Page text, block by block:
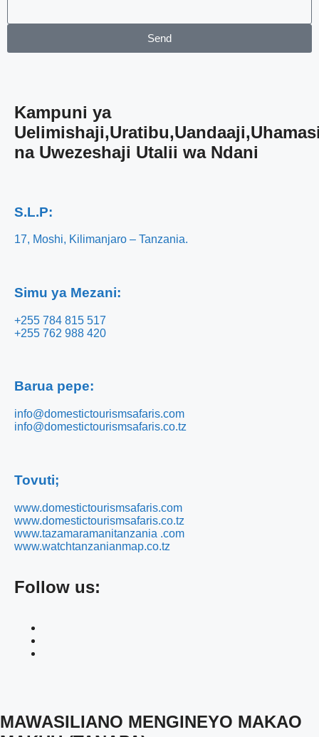
Send
Kampuni ya
na Uwezeshaji Utalii wa Ndani
S.L.P:
17, Moshi, Kilimanjaro – Tanzania.
Simu ya Mezani:
+255 784 815 517
+255 762 988 420
Barua pepe:
info@domestictourismsafaris.com
info@domestictourismsafaris.co.tz
Tovuti;
www.domestictourismsafaris.com
www.domestictourismsafaris.co.tz
www.tazamaramanitanzania .com
www.watchtanzanianmap.co.tz
Follow us:
MAWASILIANO MENGINEYO MAKAO